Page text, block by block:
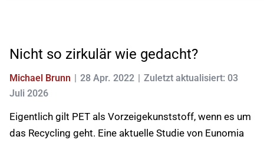
Nicht so zirkulär wie gedacht?
Michael Brunn 28 Apr. 2022
Zuletzt aktualisiert: 03
Juli 2026
Eigentlich gilt PET als Vorzeigekunststoff, wenn es um
das Recycling geht. Eine aktuelle Studie von Eunomia